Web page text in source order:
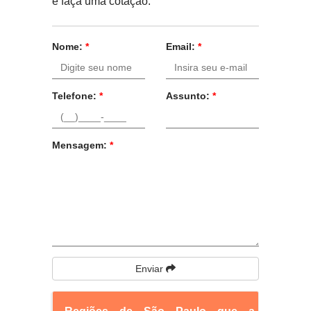
Nome: * Email: *
Telefone: * Assunto: *
Mensagem: *
Enviar